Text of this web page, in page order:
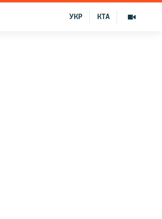
КТА
УКР